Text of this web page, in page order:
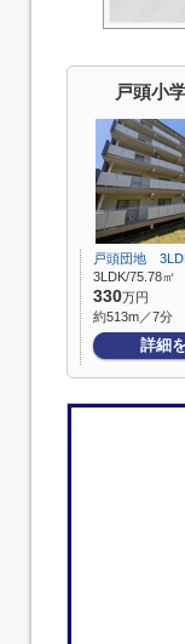
戸頭小
戸頭団地
3LDK/75.78㎡
330万円
約513m／7分
詳細